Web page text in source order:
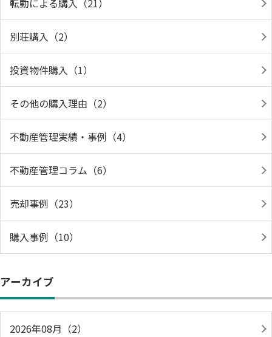
転勤による購入（21）
別荘購入（2）
投資物件購入（1）
その他の購入理由（2）
不動産管理実績・事例（4）
不動産管理コラム（6）
売却事例（23）
購入事例（10）
アーカイブ
2026年08月（2）